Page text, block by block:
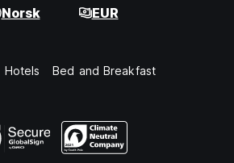
Norsk EUR
Hotels Bed and Breakfast